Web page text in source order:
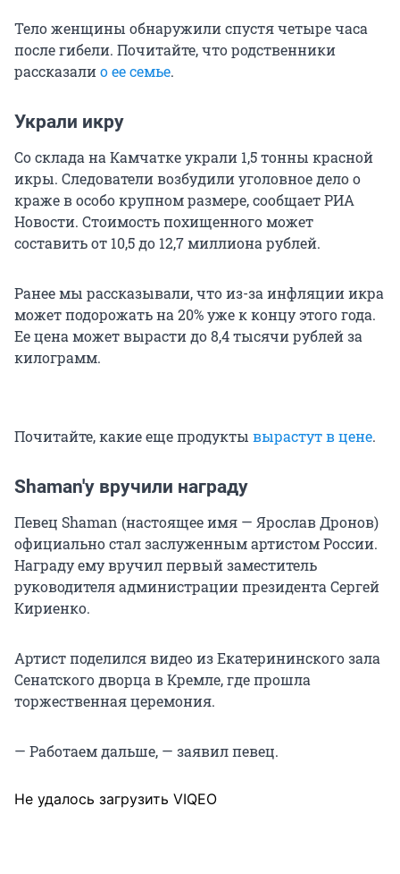
Тело женщины обнаружили спустя четыре часа
после гибели. Почитайте, что родственники
рассказалио ее семье.
Украли икру
Со склада на Камчатке украли 1,5 тонны красной
икры. Следователи возбудили уголовное дело о
краже в особо крупном размере, сообщает РИА
Новости. Стоимость похищенного может
составить от 10,5 до 12,7 миллиона рублей.
Ранее мы рассказывали, что из-за инфляции икра
может подорожать на 20% уже к концу этого года.
Ее цена может вырасти до 8,4 тысячи рублей за
килограмм.
Почитайте, какие еще продукты вырастут в цене.
Shaman'у вручили награду
Певец Shaman (настоящее имя — Ярослав Дронов)
официально стал заслуженным артистом России.
Награду ему вручил первый заместитель
руководителя администрации президента Сергей
Кириенко.
Артист поделился видео из Екатерининского зала
Сенатского дворца в Кремле, где прошла
торжественная церемония.
— Работаем дальше, — заявил певец.
Не удалось загрузить VIQEO